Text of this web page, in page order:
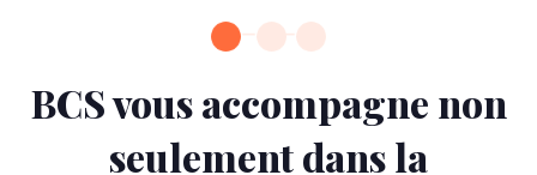
BCS vous accompagne non
seulement dans la